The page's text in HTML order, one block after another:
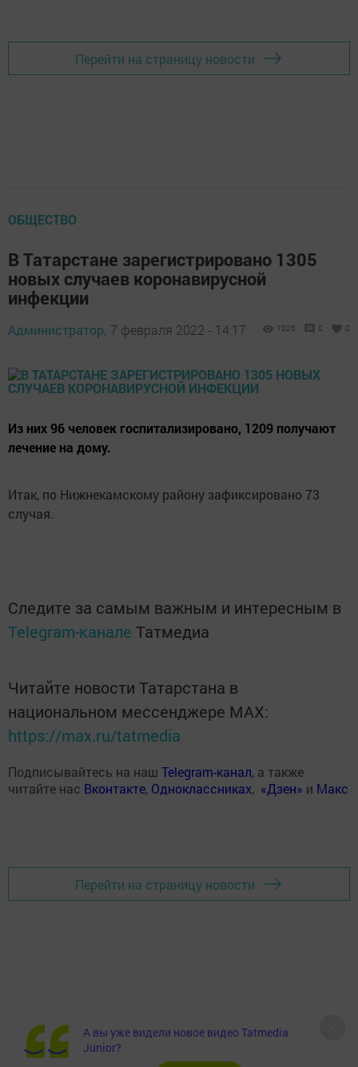
Перейти на страницу новости
ОБЩЕСТВО
В Татарстане зарегистрировано 1305
новых случаев коронавирусной
инфекции
Администратор, 7 февраля 2022 - 14:17 1026 0 0
Из них 96 человек госпитализировано, 1209 получают
лечение на дому.
Итак, по Нижнекамскому району зафиксировано 73
случая.
Следите за самым важным и интересным в
Telegram-канале Татмедиа
Читайте новости Татарстана в
национальном мессенджере MАХ:
https://max.ru/tatmedia
Подписывайтесь на наш Telegram-канал, а также
читайте нас Вконтакте, Одноклассниках, «Дзен» и Макс
Перейти на страницу новости
А вы уже видели новое видео Tatmedia
Junior?